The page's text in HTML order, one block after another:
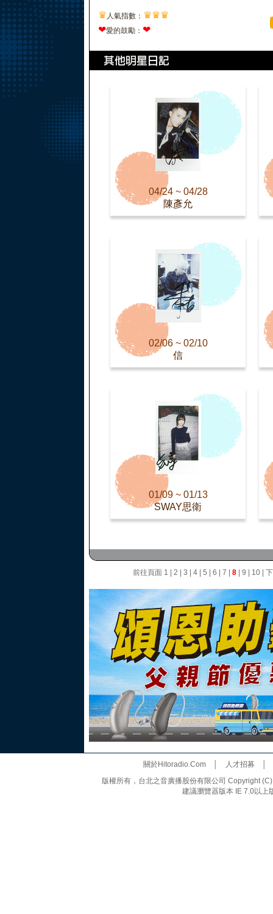
♛ 人氣指數： ♛♛♛
❤愛的鼓勵： ❤
04/24 ~ 04/28
陳彥允
02/06 ~ 02/10
信
01/09 ~ 01/13
SWAY思衛
前往頁面 1 2 3 4| 5 6 7 8| 9 10|
關於Hitoradio.Com│ 人才招募
版權所有，台北之音廣播股份有限公司 Copyright
建議瀏覽器版本 IE 7.0以上